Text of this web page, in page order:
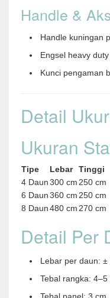
Handle &
Handle kuningan
Engsel heavy
Kunci pengaman
Detail
Ukuran
Tipe Lebar
Tinggi
4 Daun300 cm 250 cm
6 Daun360 cm 250 cm
8 Daun480 cm 270 cm
Detail Per
Lebar per daun: ±
Tebal rangka: 4–5